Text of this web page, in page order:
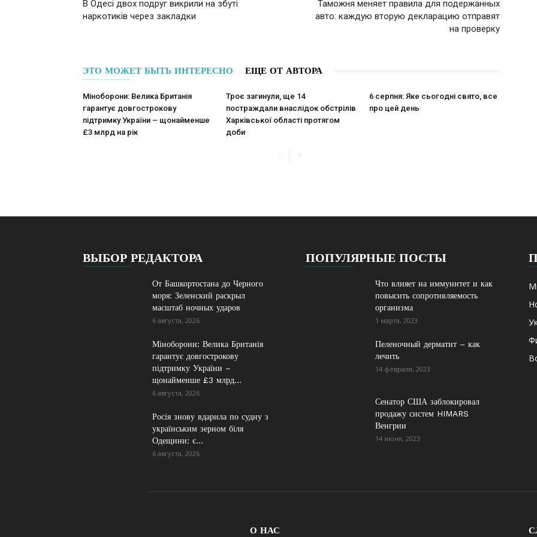
В Одесі двох подруг викрили на збуті
наркотиків через закладки
Таможня меняет правила для подержанных
авто: каждую вторую декларацию отправят
на проверку
ЭТО МОЖЕТ БЫТЬ ИНТЕРЕСНО ЕЩЕ ОТ АВТОРА
Міноборони: Велика Британія
гарантує довгострокову
підтримку України – щонайменше
£3 млрд на рік
Троє загинули, ще 14
постраждали внаслідок обстрілів
Харківської області протягом
доби
6 серпня: Яке сьогодні свято, все
про цей день
ВЫБОР РЕДАКТОРА
От Башкортостана до Черного
моря: Зеленский раскрыл
масштаб ночных ударов
6 августа, 2026
Міноборони: Велика Британія
гарантує довгострокову
підтримку України –
щонайменше £3 млрд...
6 августа, 2026
Росія знову вдарила по судну з
українським зерном біля
Одещини: є...
6 августа, 2026
ПОПУЛЯРНЫЕ ПОСТЫ
Что влияет на иммунитет и как
повысить сопротивляемость
организма
1 марта, 2023
Пеленочный дерматит – как
лечить
14 февраля, 2023
Сенатор США заблокировал
продажу систем HIMARS
Венгрии
14 июня, 2023
О НАС